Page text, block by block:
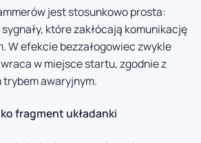
jest stosunkowo prosta:
które zakłócają komunikację
W efekcie bezzałogowiec zwykle
w miejsce startu, zgodnie z
awaryjnym.
fragment układanki